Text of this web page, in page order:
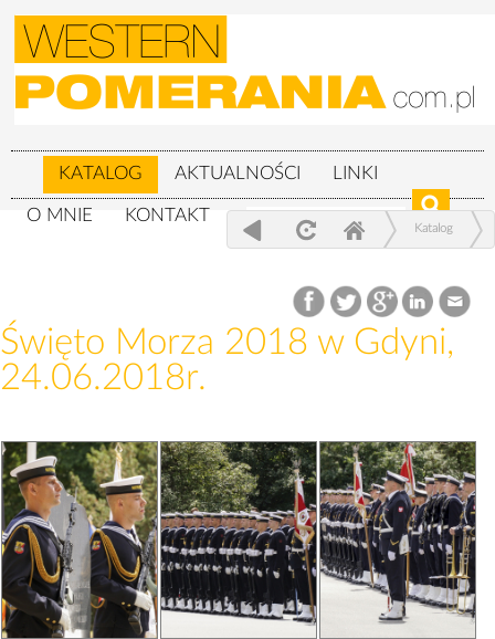
KATALOG AKTUALNOŚCI LINKI
O MNIE KONTAKT
Katalog
Święto Morza 2018 w Gdyni, 24.06.2018r.
Święto Morza 2018 w Gdyni,
24.06.2018r.